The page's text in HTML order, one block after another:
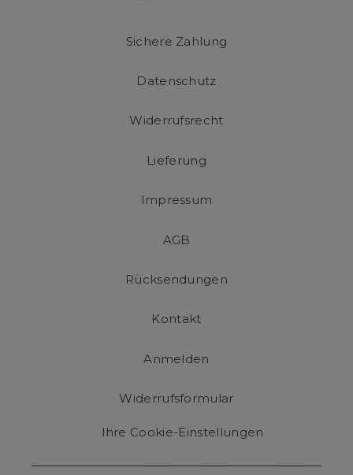
Sichere Zahlung
Datenschutz
Widerrufsrecht
Lieferung
Impressum
AGB
Rücksendungen
Kontakt
Anmelden
Widerrufsformular
Ihre Cookie-Einstellungen